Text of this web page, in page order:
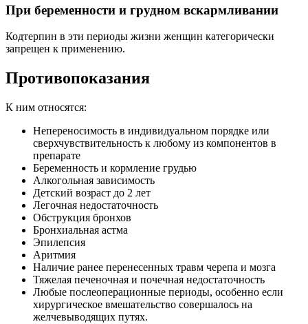
При беременности и грудном вскармливании
Кодтерпин в эти периоды жизни женщин категорически
запрещен к применению.
Противопоказания
К ним относятся:
Непереносимость в индивидуальном порядке или
сверхчувствительность к любому из компонентов в
препарате
Беременность и кормление грудью
Алкогольная зависимость
Детский возраст до 2 лет
Легочная недостаточность
Обструкция бронхов
Бронхиальная астма
Эпилепсия
Аритмия
Наличие ранее перенесенных травм черепа и мозга
Тяжелая печеночная и почечная недостаточность
Любые послеоперационные периоды, особенно если
хирургическое вмешательство совершалось на
желчевыводящих путях.